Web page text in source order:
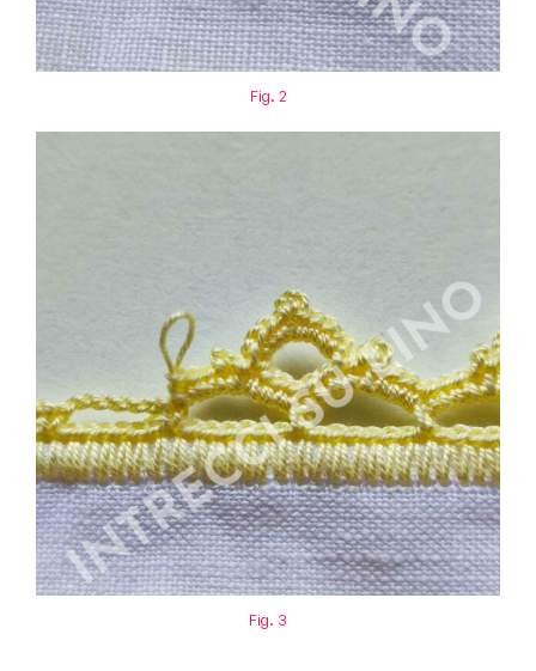
Fig. 2
Fig. 3